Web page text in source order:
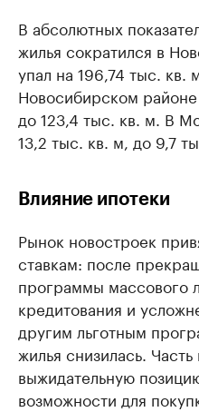
В абсолютных
жилья сократился в
упал на 196,74 тыс. кв.
Новосибирском
до 123,4 тыс. кв. м. В
13,2 тыс. кв. м, до 9,7
Влияние ипотеки
Рынок новостроек
ставкам: после
программы массового
кредитования и
другим льготным
жилья снизилась.
выжидательную
возможности для